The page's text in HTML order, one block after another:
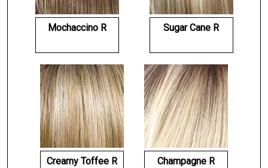
Mochaccino R Sugar Cane R
Creamy Toffee R Champagne R